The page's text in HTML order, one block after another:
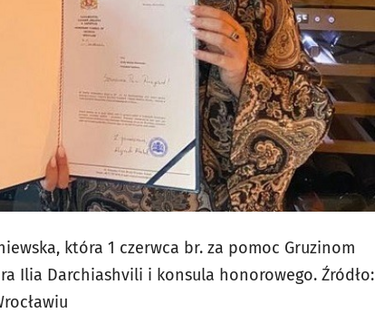
która 1 czerwca br. za pomoc Gruzinom
Ilia Darchiashvili i konsula honorowego. Źródło: